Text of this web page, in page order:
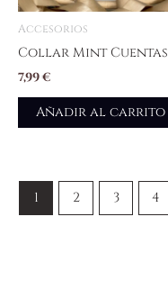
Accesorios
Collar Mint Cuentas
7,99€
Añadir al carrito
1 2 3 4